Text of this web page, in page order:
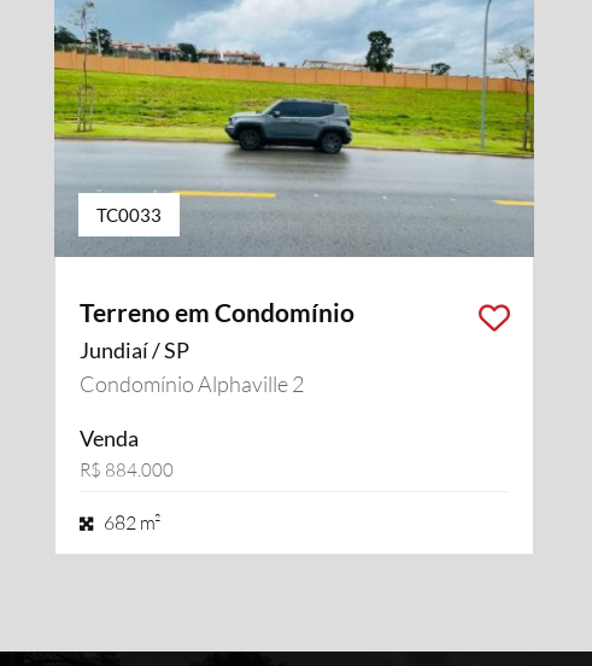
TC0033
Terreno em Condomínio
Jundiaí / SP
Condomínio Alphaville 2
Venda
R$ 884.000
682 m²